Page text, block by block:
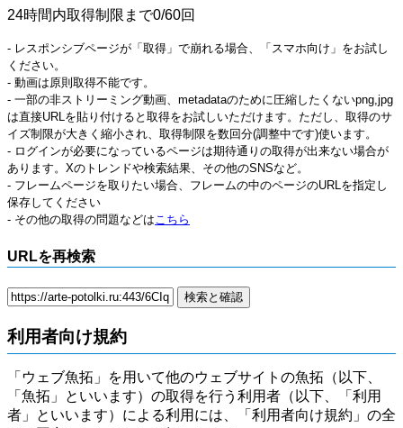
24時間内取得制限まで0/60回
- レスポンシブページが「取得」で崩れる場合、「スマホ向け」をお試し
ください。
- 動画は原則取得不能です。
- 一部の非ストリーミング動画、metadataのために圧縮したくないpng,jpg
は直接URLを貼り付けると取得をお試しいただけます。ただし、取得のサ
イズ制限が大きく縮小され、取得制限を数回分(調整中です)使います。
- ログインが必要になっているページは期待通りの取得が出来ない場合が
あります。Xのトレンドや検索結果、その他のSNSなど。
- フレームページを取りたい場合、フレームの中のページのURLを指定し
保存してください
- その他の取得の問題などはこちら
URLを再検索
利用者向け規約
「ウェブ魚拓」を用いて他のウェブサイトの魚拓（以下、
「魚拓」といいます）の取得を行う利用者（以下、「利用
者」といいます）による利用には、「利用者向け規約」の全